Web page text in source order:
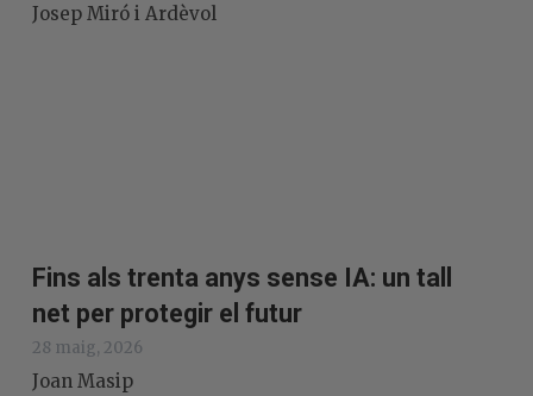
Josep Miró i Ardèvol
Fins als trenta anys sense IA: un tall
net per protegir el futur
28 maig, 2026
Joan Masip